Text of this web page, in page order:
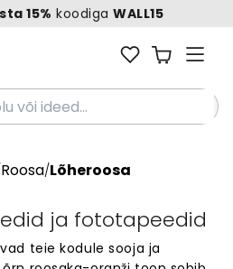
15% koodiga WALL15
ideed...
Roosa/Lõheroosa
ja fototapeedid
teie kodule sooja ja